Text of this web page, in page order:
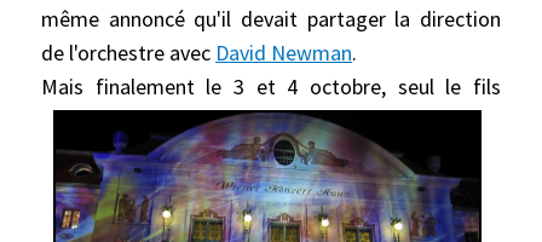
même annoncé qu'il devait partager la direction
de l'orchestre avec David Newman.
Mais finalement le 3 et 4 octobre, seul le fils